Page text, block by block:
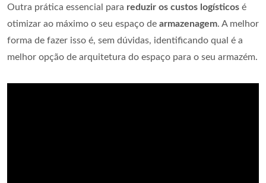
Outra prática essencial para reduzir os custos logísticos é
otimizar ao máximo o seu espaço de armazenagem. A melhor
forma de fazer isso é, sem dúvidas, identificando qual é a
melhor opção de arquitetura do espaço para o seu armazém.